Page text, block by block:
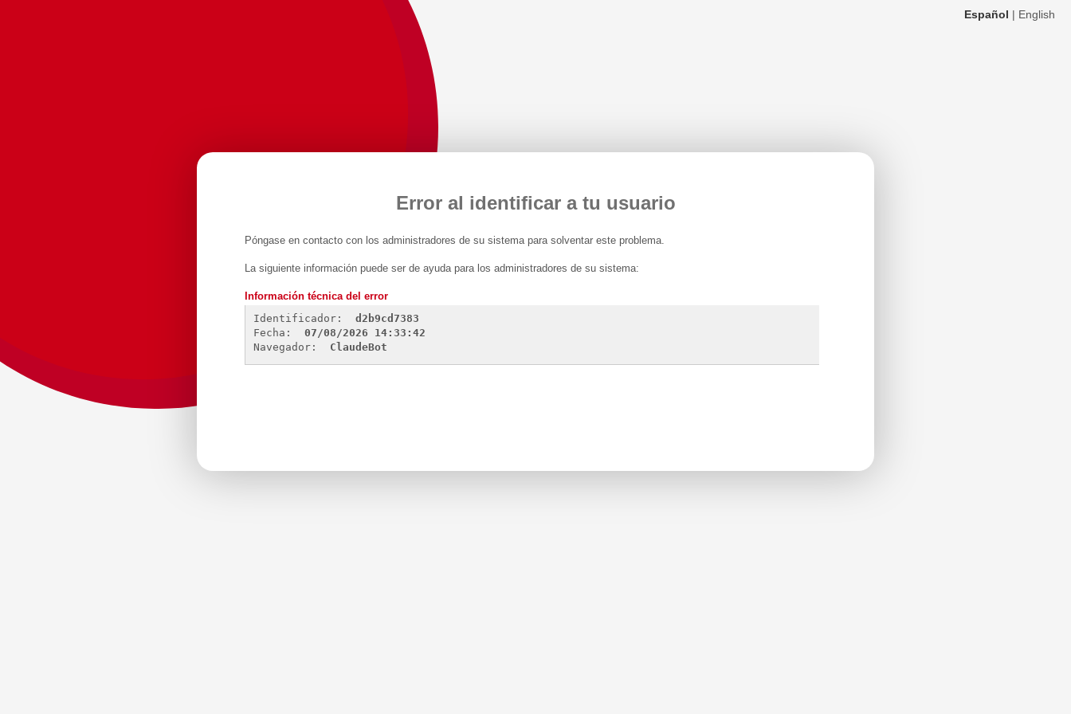
Español | English
Error al identificar a tu usuario
Póngase en contacto con los administradores de su sistema para solventar este problema.
La siguiente información puede ser de ayuda para los administradores de su sistema:
Información técnica del error
Identificador:
d2b9cd7383
Fecha:
07/08/2026 14:33:42
Navegador:
ClaudeBot